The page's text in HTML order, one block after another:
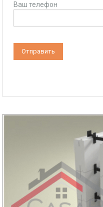
Ваш телефон